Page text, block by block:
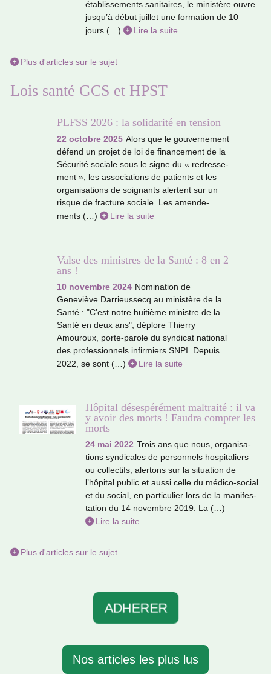
établissements sani­tai­res, le minis­tère ouvre
jusqu’à début juillet une for­ma­tion de 10
jours (…)
Lire la suite
Plus d'articles sur le sujet
Lois santé GCS et HPST
PLFSS 2026 : la solidarité en tension
22 octobre 2025 Alors que le gou­ver­ne­ment
défend un projet de loi de finan­ce­ment de la
Sécurité sociale sous le signe du « redres­se­
ment », les asso­cia­tions de patients et les
orga­ni­sa­tions de soi­gnants aler­tent sur un
risque de frac­ture sociale. Les amen­de­
ments (…)
Lire la suite
Valse des ministres de la Santé : 8 en 2
ans !
10 novembre 2024 Nomination de
Geneviève Darrieussecq au minis­tère de la
Santé : "C’est notre hui­tième minis­tre de la
Santé en deux ans", déplore Thierry
Amouroux, porte-parole du syn­di­cat natio­nal
des pro­fes­sion­nels infir­miers SNPI. Depuis
2022, se sont (…)
Lire la suite
Hôpital désespérément maltraité : il va
y avoir des morts ! Faudra compter les
morts
24 mai 2022 Trois ans que nous, orga­ni­sa­
tions syn­di­ca­les de per­son­nels hos­pi­ta­liers
ou col­lec­tifs, aler­tons sur la situa­tion de
l’hôpi­tal public et aussi celle du médico-social
et du social, en par­ti­cu­lier lors de la mani­fes­
ta­tion du 14 novem­bre 2019. La (…)
Lire la suite
Plus d'articles sur le sujet
ADHERER
Nos articles les plus lus